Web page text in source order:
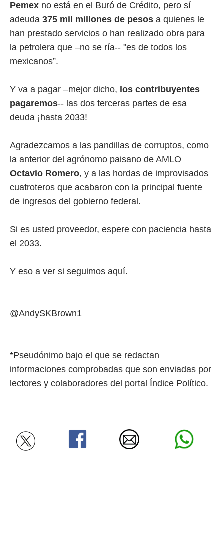
Pemex no está en el Buró de Crédito, pero sí
adeuda 375 mil millones de pesos a quienes le
han prestado servicios o han realizado obra para
la petrolera que –no se ría-- "es de todos los
mexicanos”.
Y va a pagar –mejor dicho, los contribuyentes
pagaremos-- las dos terceras partes de esa
deuda ¡hasta 2033!
Agradezcamos a las pandillas de corruptos, como
la anterior del agrónomo paisano de AMLO
Octavio Romero, y a las hordas de improvisados
cuatroteros que acabaron con la principal fuente
de ingresos del gobierno federal.
Si es usted proveedor, espere con paciencia hasta
el 2033.
Y eso a ver si seguimos aquí.
@AndySKBrown1
*Pseudónimo bajo el que se redactan
informaciones comprobadas que son enviadas por
lectores y colaboradores del portal Índice Político.